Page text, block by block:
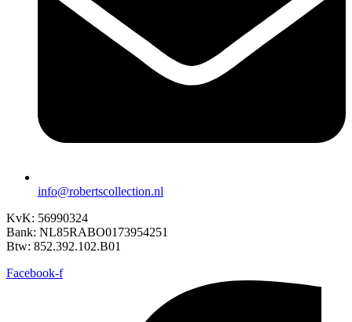
info@robertscollection.nl
KvK: 56990324
Bank: NL85RABO0173954251
Btw: 852.392.102.B01
Facebook-f